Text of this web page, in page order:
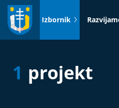
Idi
sadržaj
Izbornik
1 projekt